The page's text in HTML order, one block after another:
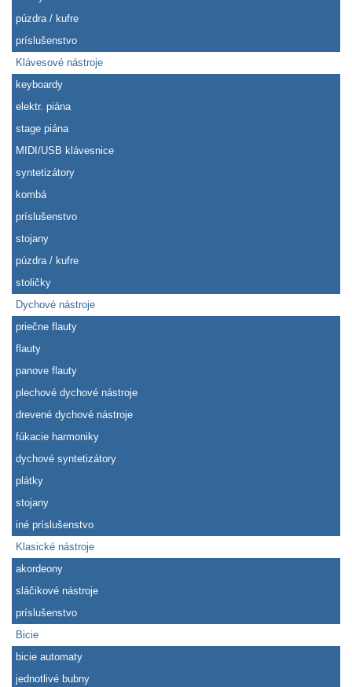
púzdra / kufre
príslušenstvo
Klávesové nástroje
keyboardy
elektr. piána
stage piána
MIDI/USB klávesnice
syntetizátory
kombá
príslušenstvo
stojany
púzdra / kufre
stoličky
Dychové nástroje
priečne flauty
flauty
panove flauty
plechové dychové nástroje
drevené dychové nástroje
fúkacie harmoniky
dychové syntetizátory
plátky
stojany
iné príslušenstvo
Klasické nástroje
akordeony
sláčikové nástroje
príslušenstvo
Bicie
bicie automaty
jednotlivé bubny